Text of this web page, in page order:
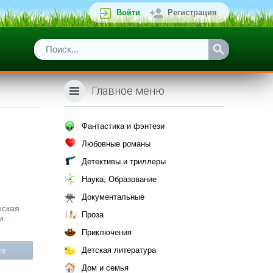
Войти Регистрация
Главное меню
Фантастика и фэнтези
Любовные романы
Детективы и триллеры
Наука, Образование
Документальные
Проза
Приключения
Детская литература
Дом и семья